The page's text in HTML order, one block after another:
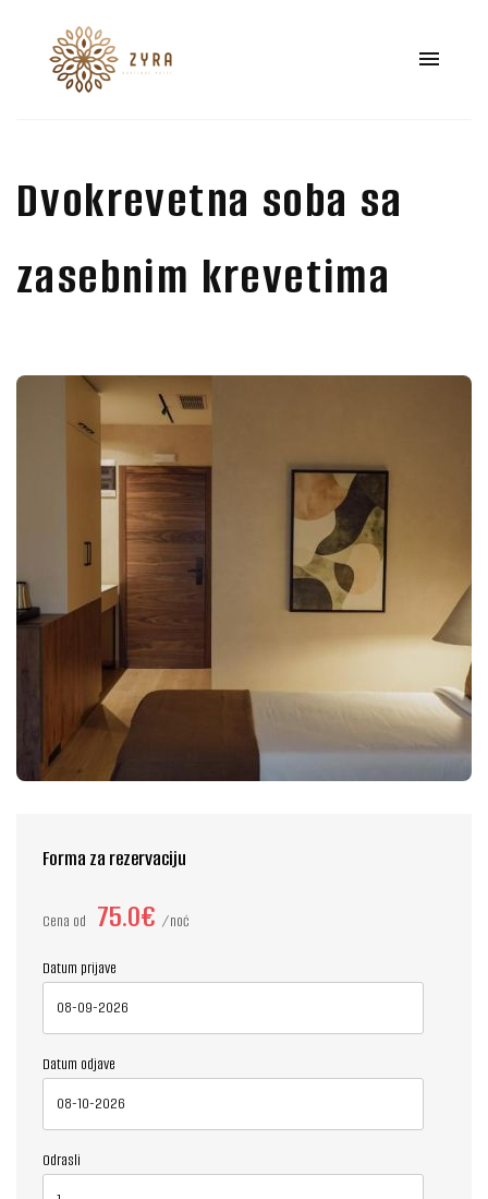
Dvokrevetna soba sa
zasebnim krevetima
Forma za rezervaciju
Cena od 75.0€ noć
Datum prijave
Datum odjave
Odrasli